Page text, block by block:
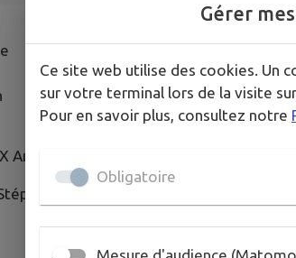
Annie
Gérer
Ce site web utilise des cookies. Un
sur votre terminal lors de la visite
Pour en savoir plus, consultez notre
Obligatoire